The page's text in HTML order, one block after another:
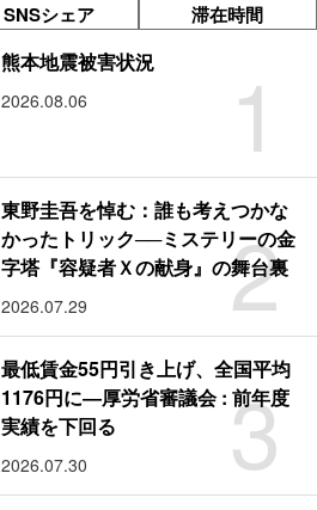
SNSシェア 滞在時間
1
熊本地震被害状況
2026.08.06
2
東野圭吾を悼む：誰も考えつかな
かったトリック──ミステリーの金
字塔『容疑者Ｘの献身』の舞台裏
2026.07.29
3
最低賃金55円引き上げ、全国平均
1176円に―厚労省審議会 : 前年度
実績を下回る
2026.07.30